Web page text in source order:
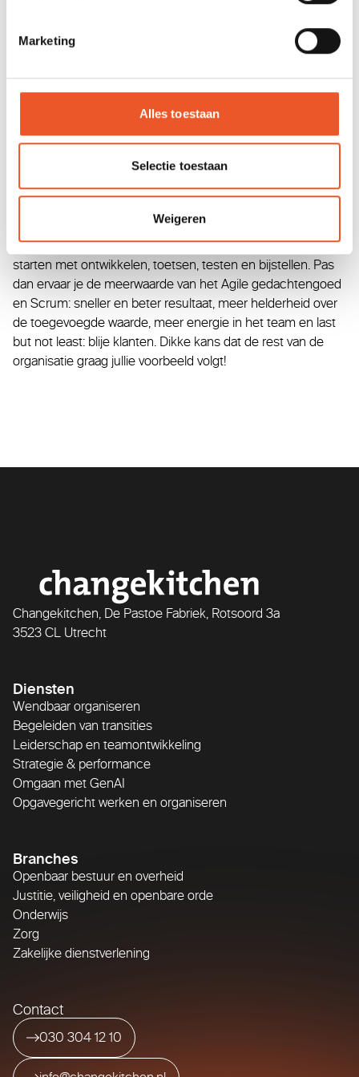
Marketing
Alles toestaan
Selectie toestaan
Weigeren
Natuurlijk kan het anders. En dat begint met het omarmen
van onzekerheid. Dat betekent dat we de ‘We are watching
ombuigen naar een omgeving van loslaten en vertrouwen.
In de basis een veel meer ontspannen levenshouding, maar
onmogelijke: tijdens een heidag kun je de ambities en
prioriteiten bepalen. Doe dat vooral multidisciplinair, met
postits en in korte sprints: goed voor de teamspirit en zeker
start met een van de prioritaire projecten. Geen uitgebreide
plannen en planningen meer, maar ambities bepalen en
starten met ontwikkelen, toetsen, testen en bijstellen. Pas
dan ervaar je de meerwaarde van het Agile gedachtengoed
en Scrum: sneller en beter resultaat, meer helderheid over
de toegevoegde waarde, meer energie in het team en last
but not least: blije klanten. Dikke kans dat de rest van de
organisatie graag jullie voorbeeld volgt!
Changekitchen, De Pastoe Fabriek, Rotsoord 3a
3523 CL Utrecht
Diensten
Wendbaar organiseren
Begeleiden van transities
Leiderschap en teamontwikkeling
Strategie & performance
Omgaan met GenAI
Opgavegericht werken en organiseren
Branches
Openbaar bestuur en overheid
Justitie, veiligheid en openbare orde
Onderwijs
Zorg
Zakelijke dienstverlening
Contact
030 304 12 10